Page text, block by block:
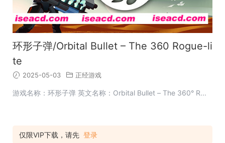
环形子弹/Orbital Bullet – The 360 Rogue-li
te
2025-05-03 正经游戏
游戏名称：环形子弹 英文名称：Orbital Bullet – The 360° R...
仅限VIP下载，请先 登录